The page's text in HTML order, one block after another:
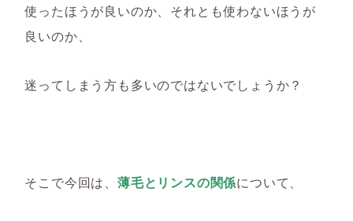
使ったほうが良いのか、それとも使わないほうが
良いのか、
迷ってしまう方も多いのではないでしょうか？
そこで今回は、 薄毛とリンスの関係について、